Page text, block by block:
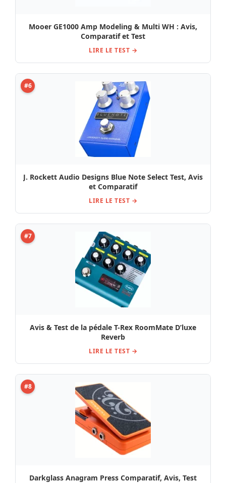
Mooer GE1000 Amp Modeling & Multi WH : Avis,
Comparatif et Test
LIRE LE TEST →
#6
J. Rockett Audio Designs Blue Note Select Test, Avis
et Comparatif
LIRE LE TEST →
#7
Avis & Test de la pédale T-Rex RoomMate D’luxe
Reverb
LIRE LE TEST →
#8
Darkglass Anagram Press Comparatif, Avis, Test